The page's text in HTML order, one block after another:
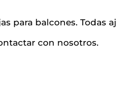
para balcones. Todas
con nosotros.